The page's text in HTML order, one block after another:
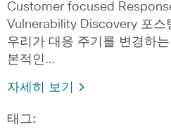
Customer focused
Vulnerability Discovery 포스
우리가 대응 주기를 변경하
본적인…
자세히 보기
태그: